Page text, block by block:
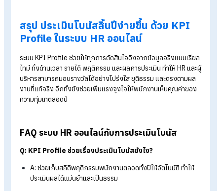
รายรับรายจ่าย : ค่าตำแหน่ง
ค่าคอมมิชชั่น
ตัวชี้วัดภายนอก : เช่น ยอดขายหรือความพึงพอใจลูกค้า
การลางาน : ลาพักร้อน ลากิจ ลาป่วย เป็นต้น
ผลแบบประเมิน : คะแนนจากหัวหน้างานหรือเพื่อนร่วมงาน
การฝึกอบรม : จำนวนชั่วโมงและผลการเข้าร่วมอบรม
จดหมายเตือน : ใช้เป็นตัวลดคะแนนพฤติกรรมกรณีมีการตักเ
เมื่อระบบรวบรวมข้อมูลครบ สามารถจัดทำรายงานสรุปผลในรูปแ
Excel หรือ PDF เพื่อใช้ประกอบการตัดสินใจให้โบนัส หรือแนบเป็น